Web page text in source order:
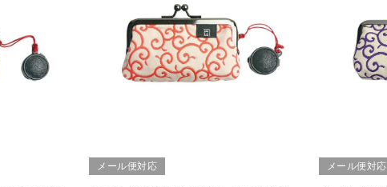
メール便対応 メール便対応